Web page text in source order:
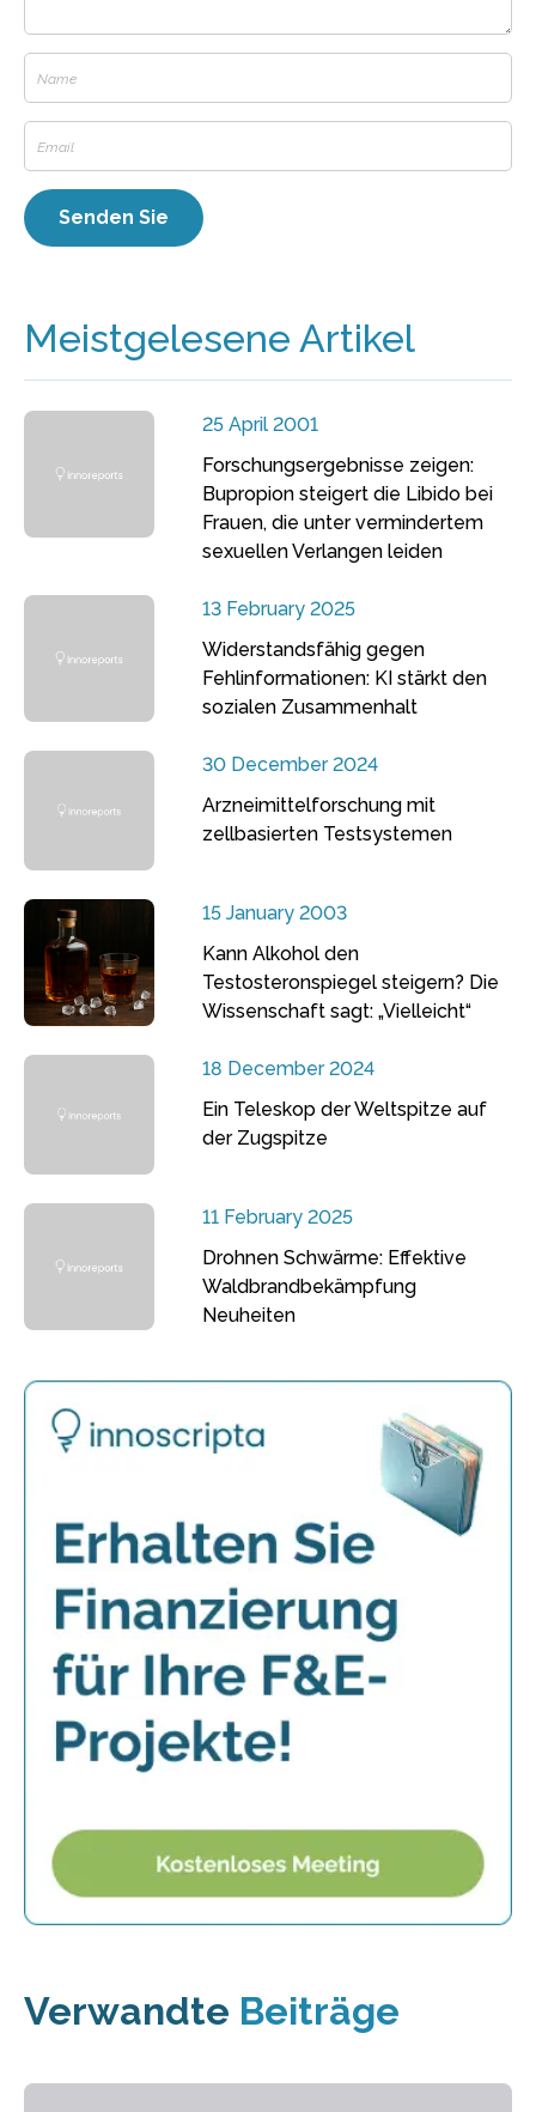
Meistgelesene Artikel
25 April 2001
Forschungsergebnisse zeigen:
Bupropion steigert die Libido bei
Frauen, die unter vermindertem
sexuellen Verlangen leiden
13 February 2025
Widerstandsfähig gegen
Fehlinformationen: KI stärkt den
sozialen Zusammenhalt
30 December 2024
Arzneimittelforschung mit
zellbasierten Testsystemen
15 January 2003
Kann Alkohol den
Testosteronspiegel steigern? Die
Wissenschaft sagt: „Vielleicht“
18 December 2024
Ein Teleskop der Weltspitze auf
der Zugspitze
11 February 2025
Drohnen Schwärme: Effektive
Waldbrandbekämpfung
Neuheiten
Verwandte Beiträge